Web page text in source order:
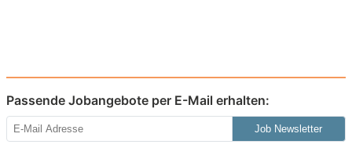
Passende Jobangebote per E-Mail erhalten:
Job Newsletter